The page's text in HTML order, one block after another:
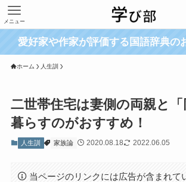
メニュー
愛好家や作家が評価する国語辞典の
ホーム 人生訓
二世帯住宅は妻側の両親と
暮らすのがおすすめ！
人生訓 家族論 2020.08.18 2022.06.05
当ページのリンクには広告が含まれて